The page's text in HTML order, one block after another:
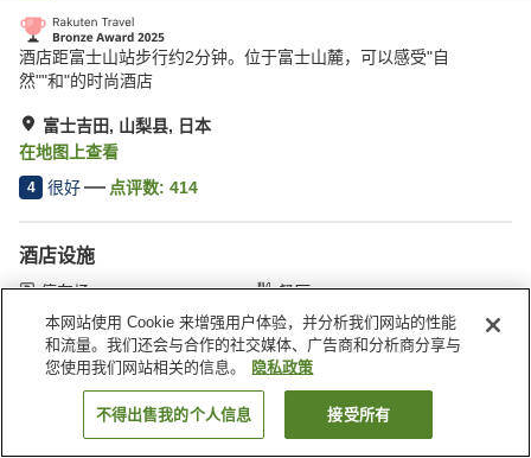
酒店距富士山站步行约2分钟。位于富士山麓，可以感受"自
然""和"的时尚酒店
富士吉田, 山梨县, 日本
在地图上查看
4 很好 点评数: 414
酒店设施
停车场
餐厅
自动售货机
付费洗衣房
首页 日本 山梨县 富士吉田 富士山站酒店
搜索客房
本网站使用 Cookie 来增强用户体验，并分析我们网站的性能
和流量。我们还会与合作的社交媒体、广告商和分析商分享与
您使用我们网站相关的信息。
隐私政策
不得出售我的个人信息 接受所有